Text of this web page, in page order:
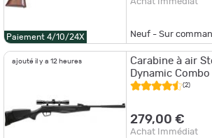
Paiement 4/10/24X Neuf - Sur
ajouté il y a 12 heures
Carabine à air
Dynamic
guidon Cal 4,5
(2)
279,00 €
Achat Immédiat